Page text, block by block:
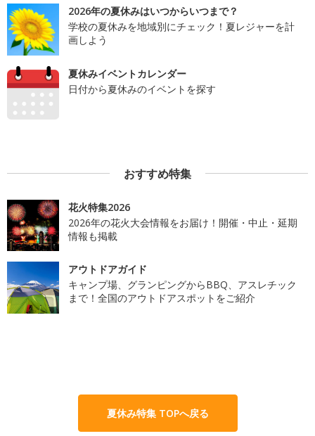
2026年の夏休みはいつからいつまで？
学校の夏休みを地域別にチェック！夏レジャーを計
画しよう
夏休みイベントカレンダー
日付から夏休みのイベントを探す
おすすめ特集
花火特集2026
2026年の花火大会情報をお届け！開催・中止・延期
情報も掲載
アウトドアガイド
キャンプ場、グランピングからBBQ、アスレチック
まで！全国のアウトドアスポットをご紹介
夏休み特集 TOPへ戻る